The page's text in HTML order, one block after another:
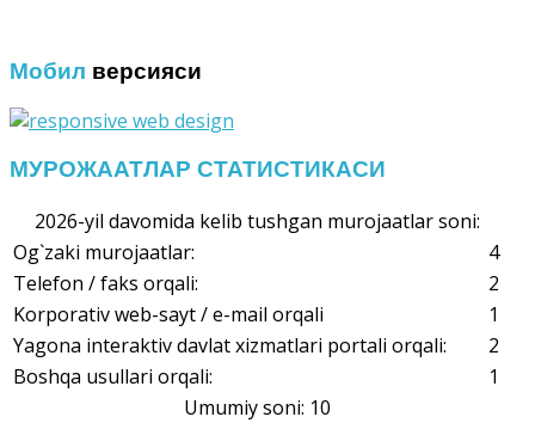
Мобил версияси
МУРОЖААТЛАР СТАТИСТИКАСИ
2026-yil davomida kelib tushgan murojaatlar soni:
Og`zaki murojaatlar:
4
Telefon / faks orqali:
2
Korporativ web-sayt / e-mail orqali
1
Yagona interaktiv davlat xizmatlari portali orqali:
2
Boshqa usullari orqali:
1
Umumiy soni: 10